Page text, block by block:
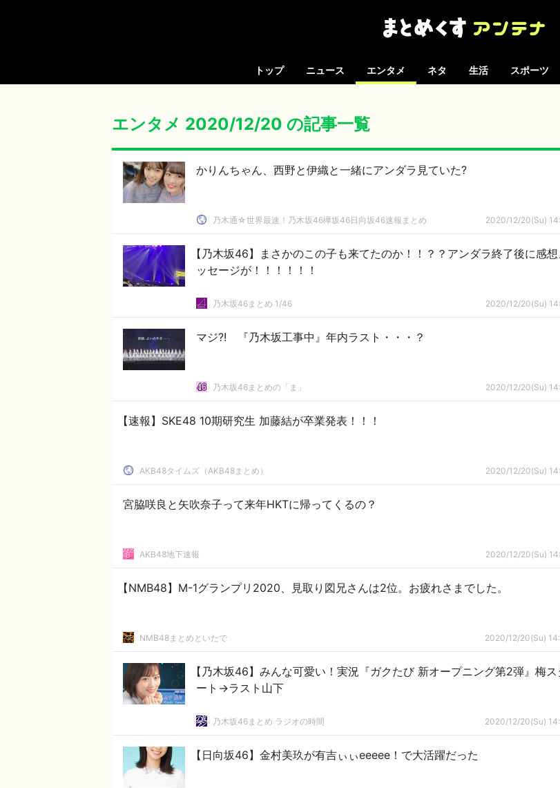
トップ ニュース エンタメ ネタ 生活 スポーツ
エンタメ 2020/12/20 の記事一覧
かりんちゃん、西野と伊織と一緒にアンダラ見ていた?
乃木通☆世界最速！乃木坂46欅坂46日向坂46速報まとめ 2020/12/20(Su)
【乃木坂46】まさかのこの子も来てたのか！！？？アンダラ終了後に感想
ッセージが！！！！！！
乃木坂46まとめ 1/46 2020/12/20(Su)
マジ?! 『乃木坂工事中』年内ラスト・・・？
乃木坂46まとめの「ま」 2020/12/20(Su)
【速報】SKE48 10期研究生 加藤結が卒業発表！！！
AKB48タイムズ（AKB48まとめ） 2020/12/20(Su)
宮脇咲良と矢吹奈子って来年HKTに帰ってくるの？
AKB48地下速報 2020/12/20(Su)
【NMB48】M-1グランプリ2020、見取り図兄さんは2位。お疲れさまでした。
NMB48まとめといたで 2020/12/20(Su)
【乃木坂46】みんな可愛い！実況『ガクたび 新オープニング第2弾』梅ス
ート→ラスト山下
乃木坂46まとめ ラジオの時間 2020/12/20(Su)
【日向坂46】金村美玖が有吉ぃぃeeeee！で大活躍だった